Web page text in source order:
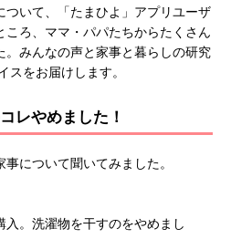
いて、「たまひよ」アプリユーザ
ろ、ママ・パパたちからたくさん
みんなの声と家事と暮らしの研究
をお届けします。
レやめました！
について聞いてみました。
入。洗濯物を干すのをやめまし